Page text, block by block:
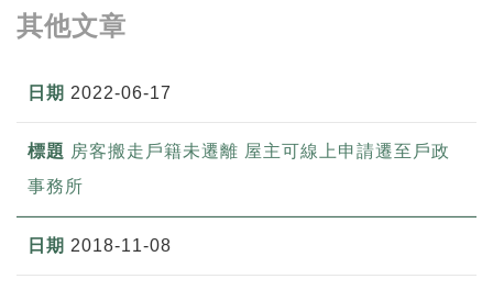
其他文章
2022-06-17
房客搬走戶籍未遷離 屋主可線上申請遷至戶政
事務所
2018-11-08